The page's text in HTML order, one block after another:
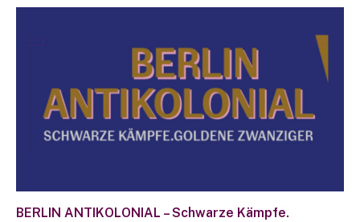
BERLIN ANTIKOLONIAL – Schwarze Kämpfe.